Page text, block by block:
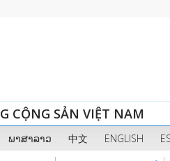
CỘNG SẢN VIỆT NAM
ພາສາລາວ 中文 ENGLISH